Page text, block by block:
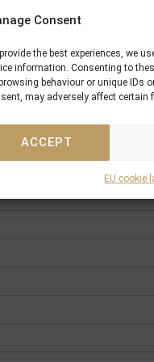
Consent
the best experiences, we
information. Consenting to
behaviour or unique IDs
may adversely affect certain
ACCEPT
EU cookie